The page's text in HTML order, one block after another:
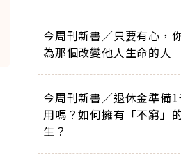
今周刊新書／只要有心，
為那個改變他人生命的人
今周刊新書／退休金準備
用嗎？如何擁有「不窮」
生？